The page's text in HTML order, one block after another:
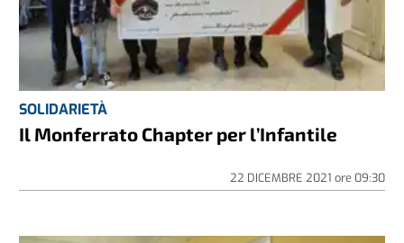
SOLIDARIETÀ
Il Monferrato Chapter per l’Infantile
22 DICEMBRE 2021 ore 09:30